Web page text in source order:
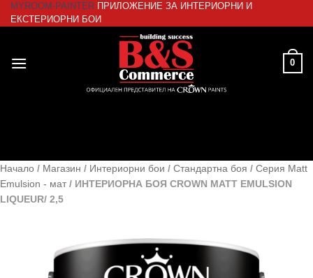
Skip
to
MYROOM-PAINTER ПРИЛОЖЕНИЕ ЗА ИНТЕРИОРНИ И
ЕКСТЕРИОРНИ БОИ
0
Начало / Магазин / Интериорни бои / Стандартна боя / Серия Matt
Emulsion - мат / ИНТЕРИОРНА БОЯ CROWN MATT EMULSION
LIQUEUR/ 2,5